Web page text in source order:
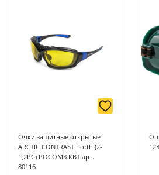
Очки защитные открытые
ARCTIC CONTRAST north (2-
1,2PC) РОСОМЗ КВТ арт.
80116